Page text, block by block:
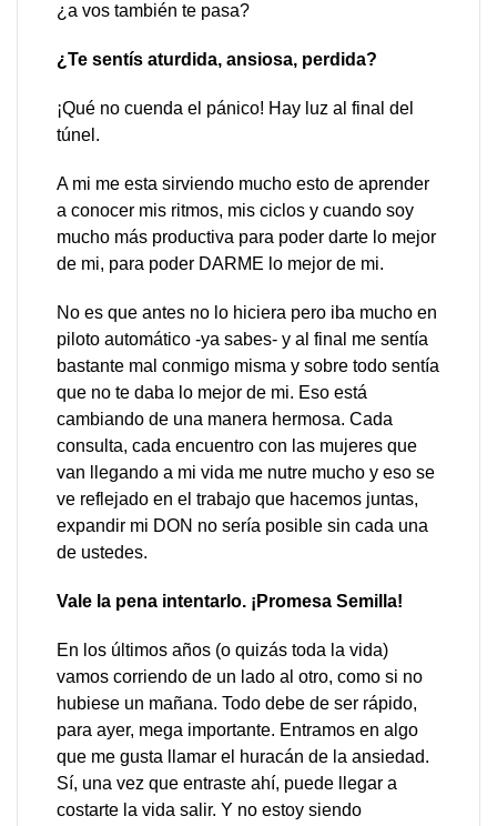
¿a vos también te pasa?
¿Te sentís aturdida, ansiosa, perdida?
¡Qué no cuenda el pánico! Hay luz al final del
túnel.
A mi me esta sirviendo mucho esto de aprender
a conocer mis ritmos, mis ciclos y cuando soy
mucho más productiva para poder darte lo mejor
de mi, para poder DARME lo mejor de mi.
No es que antes no lo hiciera pero iba mucho en
piloto automático -ya sabes- y al final me sentía
bastante mal conmigo misma y sobre todo sentía
que no te daba lo mejor de mi. Eso está
cambiando de una manera hermosa. Cada
consulta, cada encuentro con las mujeres que
van llegando a mi vida me nutre mucho y eso se
ve reflejado en el trabajo que hacemos juntas,
expandir mi DON no sería posible sin cada una
de ustedes.
Vale la pena intentarlo. ¡Promesa Semilla!
En los últimos años (o quizás toda la vida)
vamos corriendo de un lado al otro, como si no
hubiese un mañana. Todo debe de ser rápido,
para ayer, mega importante. Entramos en algo
que me gusta llamar el huracán de la ansiedad.
Sí, una vez que entraste ahí, puede llegar a
costarte la vida salir. Y no estoy siendo